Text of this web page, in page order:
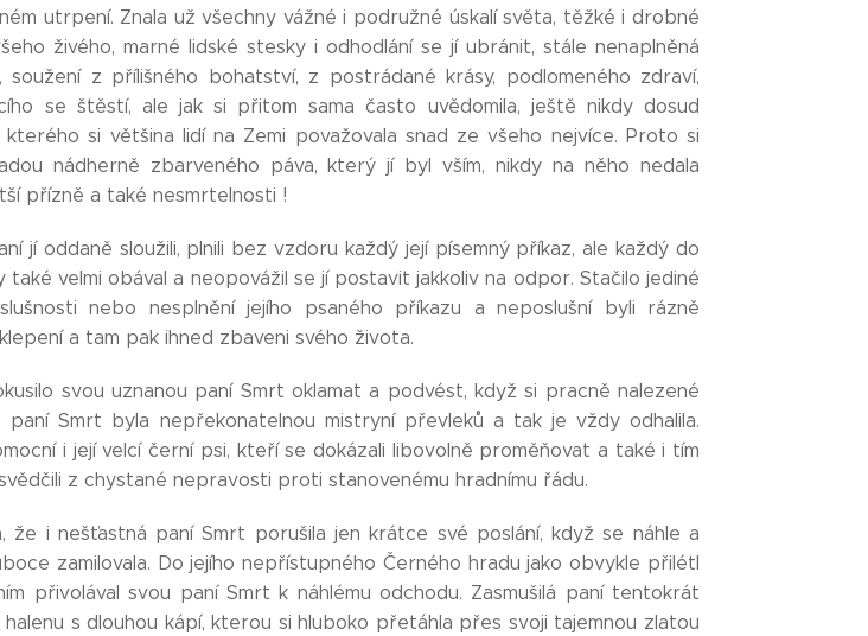
utrpení. Znala už všechny vážné i podružné úskalí světa, těžké i drobné
živého, marné lidské stesky i odhodlání se jí ubránit, stále nenaplněná
z přílišného bohatství, z postrádané krásy, podlomeného zdraví,
se štěstí, ale jak si přitom sama často uvědomila, ještě nikdy dosud
si většina lidí na Zemi považovala snad ze všeho nejvíce. Proto si
nádherně zbarveného páva, který jí byl vším, nikdy na něho nedala
přízně a také nesmrtelnosti !
jí oddaně sloužili, plnili bez vzdoru každý její písemný příkaz, ale každý do
také velmi obával a neopovážil se jí postavit jakkoliv na odpor. Stačilo jediné
nebo nesplnění jejího psaného příkazu a neposlušní byli rázně
a tam pak ihned zbaveni svého života.
svou uznanou paní Smrt oklamat a podvést, když si pracně nalezené
paní Smrt byla nepřekonatelnou mistryní převleků a tak je vždy odhalila.
i její velcí černí psi, kteří se dokázali libovolně proměňovat a také i tím
z chystané nepravosti proti stanovenému hradnímu řádu.
že i nešťastná paní Smrt porušila jen krátce své poslání, když se náhle a
zamilovala. Do jejího nepřístupného Černého hradu jako obvykle přilétl
přivolával svou paní Smrt k náhlému odchodu. Zasmušilá paní tentokrát
s dlouhou kápí, kterou si hluboko přetáhla přes svoji tajemnou zlatou